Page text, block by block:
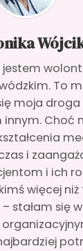
To
moja droga
Choć
i
i ich
więcej niż
stałam się